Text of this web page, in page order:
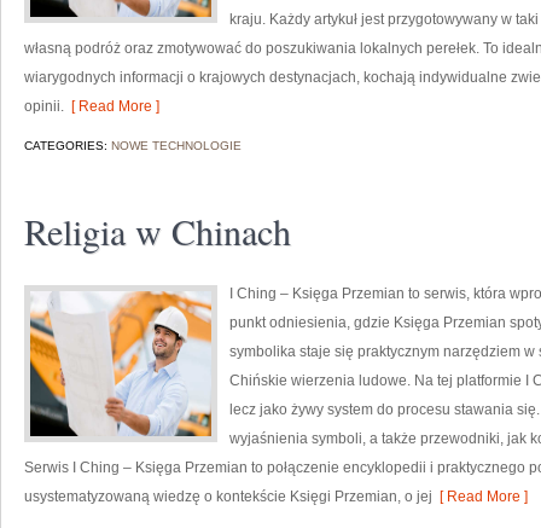
kraju. Każdy artykuł jest przygotowywany w
własną podróż oraz zmotywować do poszukiwania lokalnych perełek. To
wiarygodnych informacji o krajowych destynacjach, kochają indywidualne
opinii. [ Read More ]
CATEGORIES: NOWE TECHNOLOGIE
Religia w Chinach
I Ching – Księga Przemian to serwis, która
punkt odniesienia, gdzie Księga Przemian
symbolika staje się praktycznym narzędziem
Chińskie wierzenia ludowe. Na tej platformie I
lecz jako żywy system do procesu stawania
wyjaśnienia symboli, a także przewodniki, jak
Serwis I Ching – Księga Przemian to połączenie encyklopedii i praktycznego
usystematyzowaną wiedzę o kontekście Księgi Przemian, o jej [ Read More ]